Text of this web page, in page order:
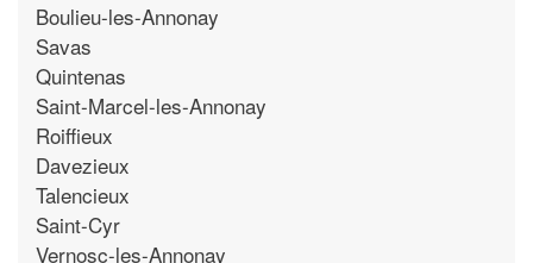
Boulieu-les-Annonay
Savas
Quintenas
Saint-Marcel-les-Annonay
Roiffieux
Davezieux
Talencieux
Saint-Cyr
Vernosc-les-Annonay